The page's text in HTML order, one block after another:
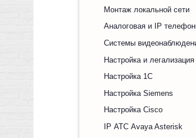
Монтаж локальной сети
Аналоговая и IP
Системы
Настройка и
Настройка 1С
Настройка Siemens
Настройка Cisco
IP АТС Avaya Asterisk